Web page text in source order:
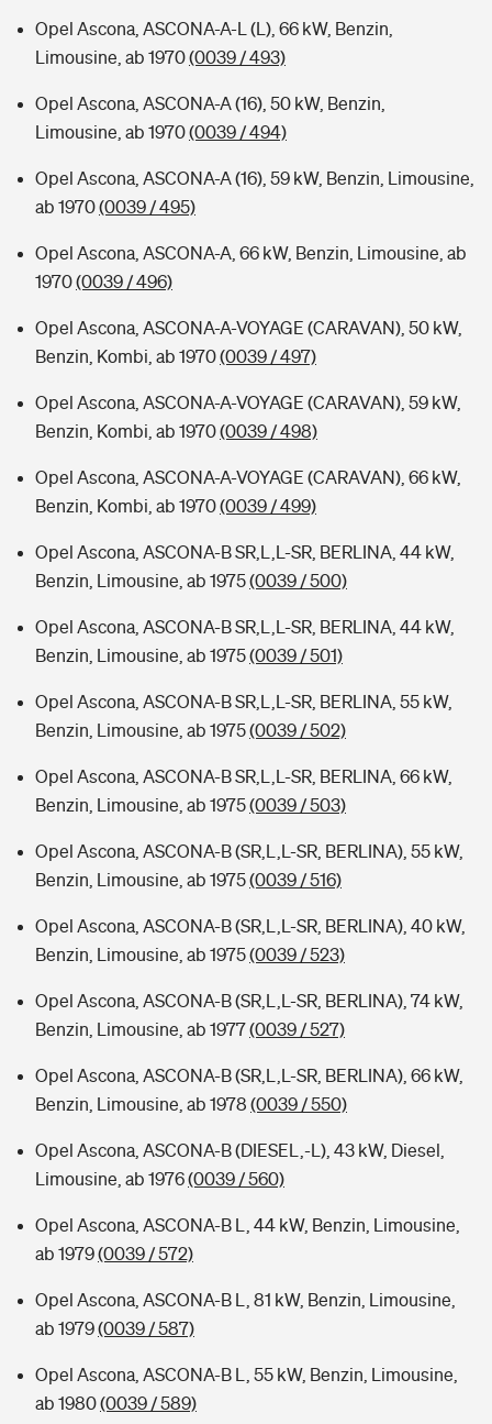
Opel Ascona, ASCONA-A-L (L), 66 kW, Benzin,
Limousine, ab 1970(0039 / 493)
Opel Ascona, ASCONA-A (16), 50 kW, Benzin,
Limousine, ab 1970(0039 / 494)
Opel Ascona, ASCONA-A (16), 59 kW, Benzin, Limousine,
ab 1970(0039 / 495)
Opel Ascona, ASCONA-A, 66 kW, Benzin, Limousine, ab
1970(0039 / 496)
Opel Ascona, ASCONA-A-VOYAGE (CARAVAN), 50 kW,
Benzin, Kombi, ab 1970(0039 / 497)
Opel Ascona, ASCONA-A-VOYAGE (CARAVAN), 59 kW,
Benzin, Kombi, ab 1970(0039 / 498)
Opel Ascona, ASCONA-A-VOYAGE (CARAVAN), 66 kW,
Benzin, Kombi, ab 1970(0039 / 499)
Opel Ascona, ASCONA-B SR,L,L-SR, BERLINA, 44 kW,
Benzin, Limousine, ab 1975(0039 / 500)
Opel Ascona, ASCONA-B SR,L,L-SR, BERLINA, 44 kW,
Benzin, Limousine, ab 1975(0039 / 501)
Opel Ascona, ASCONA-B SR,L,L-SR, BERLINA, 55 kW,
Benzin, Limousine, ab 1975(0039 / 502)
Opel Ascona, ASCONA-B SR,L,L-SR, BERLINA, 66 kW,
Benzin, Limousine, ab 1975(0039 / 503)
Opel Ascona, ASCONA-B (SR,L,L-SR, BERLINA), 55 kW,
Benzin, Limousine, ab 1975(0039 / 516)
Opel Ascona, ASCONA-B (SR,L,L-SR, BERLINA), 40 kW,
Benzin, Limousine, ab 1975(0039 / 523)
Opel Ascona, ASCONA-B (SR,L,L-SR, BERLINA), 74 kW,
Benzin, Limousine, ab 1977(0039 / 527)
Opel Ascona, ASCONA-B (SR,L,L-SR, BERLINA), 66 kW,
Benzin, Limousine, ab 1978 (0039 / 550)
Opel Ascona, ASCONA-B (DIESEL,-L), 43 kW, Diesel,
Limousine, ab 1976(0039 / 560)
Opel Ascona, ASCONA-B L, 44 kW, Benzin, Limousine,
ab 1979(0039 / 572)
Opel Ascona, ASCONA-B L, 81 kW, Benzin, Limousine,
ab 1979(0039 / 587)
Opel Ascona, ASCONA-B L, 55 kW, Benzin, Limousine,
ab 1980(0039 / 589)